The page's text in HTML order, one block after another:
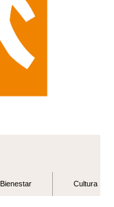
Bienestar Cultura